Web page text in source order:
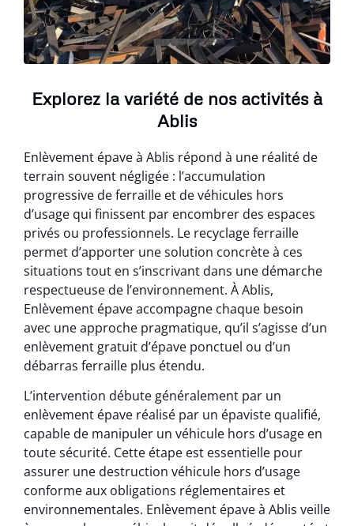
Explorez la variété de nos activités à
Ablis
Enlèvement épave à Ablis répond à une réalité de
terrain souvent négligée : l’accumulation
progressive de ferraille et de véhicules hors
d’usage qui finissent par encombrer des espaces
privés ou professionnels. Le recyclage ferraille
permet d’apporter une solution concrète à ces
situations tout en s’inscrivant dans une démarche
respectueuse de l’environnement. À Ablis,
Enlèvement épave accompagne chaque besoin
avec une approche pragmatique, qu’il s’agisse d’un
enlèvement gratuit d’épave ponctuel ou d’un
débarras ferraille plus étendu.
L’intervention débute généralement par un
enlèvement épave réalisé par un épaviste qualifié,
capable de manipuler un véhicule hors d’usage en
toute sécurité. Cette étape est essentielle pour
assurer une destruction véhicule hors d’usage
conforme aux obligations réglementaires et
environnementales. Enlèvement épave à Ablis veille